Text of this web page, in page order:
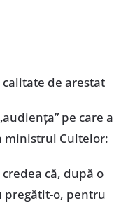
de arestat
pe care a
ministrul Cultelor:
că, după o
pregătit-o, pentru